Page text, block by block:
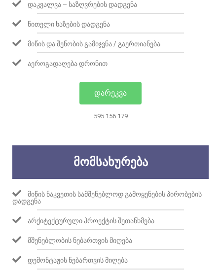
ᲓᲐᲙᲕᲐᲚᲕᲐ – ᲡᲐᲖᲦᲕᲠᲔᲑᲘᲡ ᲓᲐᲓᲒᲔᲜᲐ
ᲬᲘᲗᲔᲚᲘ ᲮᲐᲖᲔᲑᲘᲡ ᲓᲐᲓᲒᲔᲜᲐ
ᲛᲘᲬᲘᲡ ᲓᲐ ᲨᲔᲜᲝᲑᲘᲡ ᲒᲐᲛᲘᲯᲕᲜᲐ / ᲒᲐᲔᲠᲗᲘᲐᲜᲔᲑᲐ
ᲐᲔᲠᲝᲒᲐᲓᲐᲦᲔᲑᲐ ᲓᲠᲝᲜᲘᲗ
ᲓᲐᲠᲔᲙᲕᲐ
595 156 179
ᲛᲝᲛᲡᲐᲮᲣᲠᲔᲑᲐ
ᲛᲘᲬᲘᲡ ᲜᲐᲙᲕᲔᲗᲘᲡ ᲡᲐᲛᲨᲔᲜᲔᲑᲚᲝᲓ ᲒᲐᲛᲝᲧᲔᲜᲔᲑᲘᲡ ᲞᲘᲠᲝᲑᲔᲑᲘᲡ
ᲓᲐᲓᲒᲔᲜᲐ
ᲐᲠᲥᲘᲢᲔᲥᲢᲣᲠᲣᲚᲘ ᲞᲠᲝᲔᲥᲢᲘᲡ ᲨᲔᲗᲐᲜᲮᲛᲔᲑᲐ
ᲛᲨᲔᲜᲔᲑᲚᲝᲑᲘᲡ ᲜᲔᲑᲐᲠᲗᲕᲘᲡ ᲛᲘᲦᲔᲑᲐ
ᲓᲔᲛᲝᲜᲢᲐᲟᲘᲡ ᲜᲔᲑᲐᲠᲗᲕᲘᲡ ᲛᲘᲦᲔᲑᲐ